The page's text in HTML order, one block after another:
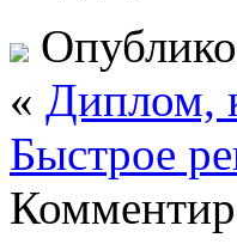
« Диплом,
Быстрое